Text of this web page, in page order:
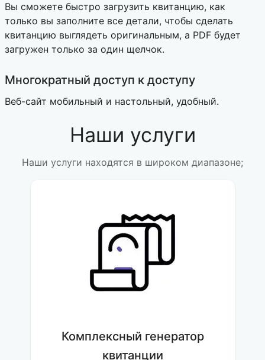
Вы сможете быстро загрузить квитанцию, как
только вы заполните все детали, чтобы сделать
квитанцию ​​выглядеть оригинальным, а PDF будет
загружен только за один щелчок.
Многократный доступ к доступу
Веб-сайт мобильный и настольный, удобный.
Наши услуги
Наши услуги находятся в широком диапазоне;
Комплексный генератор
квитанции